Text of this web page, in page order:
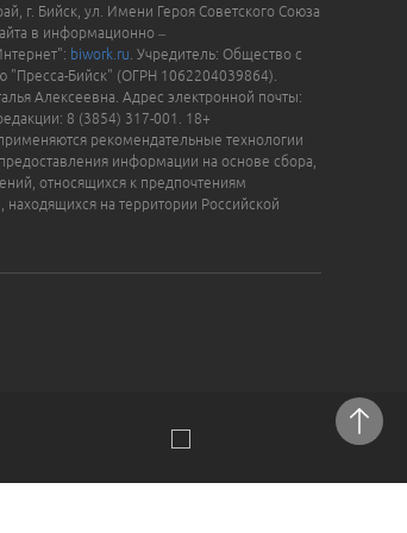
г. Бийск, ул. Имени Героя Советского Союза
в информационно –
biwork.ru . Учредитель: Общество с
"Пресса-Бийск" (ОГРН 1062204039864).
Алексеевна. Адрес электронной почты:
8 (3854) 317-001. 18+
рекомендательные технологии
информации на основе сбора,
относящихся к предпочтениям
находящихся на территории Российской